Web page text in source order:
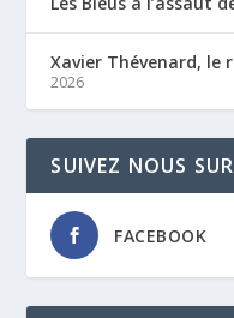
Xavier Thévenard, le
2026
SUIVEZ NOUS SUR
FACEBOOK